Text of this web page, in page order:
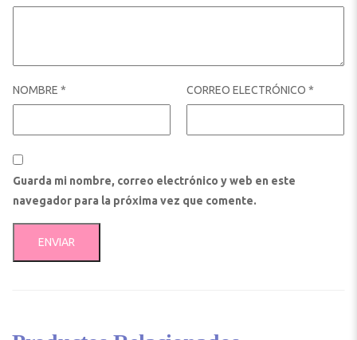
NOMBRE * CORREO ELECTRÓNICO *
Guarda mi nombre, correo electrónico y web en este
navegador para la próxima vez que comente.